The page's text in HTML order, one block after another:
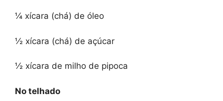
¼ xícara (chá) de óleo
½ xícara (chá) de açúcar
½ xícara de milho de pipoca
No telhado